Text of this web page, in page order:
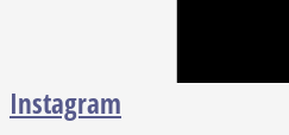
Instagram